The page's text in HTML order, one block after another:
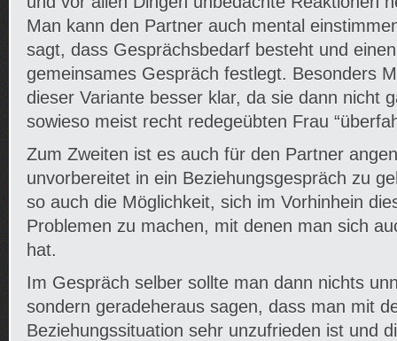
Man kann den Partner auch mental
sagt, dass Gesprächsbedarf besteht und
gemeinsames Gespräch festlegt. Besonders
dieser Variante besser klar, da sie dann nicht
sowieso meist recht redegeübten Frau
Zum Zweiten ist es auch für den Partner
unvorbereitet in ein Beziehungsgespräch zu
so auch die Möglichkeit, sich im Vorhinhein
Problemen zu machen, mit denen man sich
hat.
Im Gespräch selber sollte man dann nichts
sondern geradeheraus sagen, dass man mit
Beziehungssituation sehr unzufrieden ist und